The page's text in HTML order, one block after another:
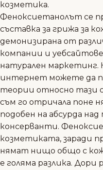
козметика.
Феноксиетанолът се
съставка за грижа за
демонизирана от
компании и
натурален маркетинг.
интернет можете да
теории относно тази
съм го отричала поне
подобен на абсурда
консерванти.
козметиката, заради
нямат нищо общо с
е голяма разлика.